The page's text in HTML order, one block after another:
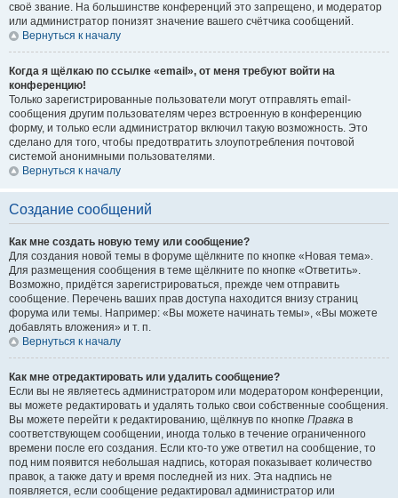
своё звание. На большинстве конференций это запрещено, и модератор
или администратор понизят значение вашего счётчика сообщений.
Вернуться к началу
Когда я щёлкаю по ссылке «email», от меня требуют войти на
конференцию!
Только зарегистрированные пользователи могут отправлять email-
сообщения другим пользователям через встроенную в конференцию
форму, и только если администратор включил такую возможность. Это
сделано для того, чтобы предотвратить злоупотребления почтовой
системой анонимными пользователями.
Вернуться к началу
Создание сообщений
Как мне создать новую тему или сообщение?
Для создания новой темы в форуме щёлкните по кнопке «Новая тема».
Для размещения сообщения в теме щёлкните по кнопке «Ответить».
Возможно, придётся зарегистрироваться, прежде чем отправить
сообщение. Перечень ваших прав доступа находится внизу страниц
форума или темы. Например: «Вы можете начинать темы», «Вы можете
добавлять вложения» и т. п.
Вернуться к началу
Как мне отредактировать или удалить сообщение?
Если вы не являетесь администратором или модератором конференции,
вы можете редактировать и удалять только свои собственные сообщения.
Вы можете перейти к редактированию, щёлкнув по кнопке Правка в
соответствующем сообщении, иногда только в течение ограниченного
времени после его создания. Если кто-то уже ответил на сообщение, то
под ним появится небольшая надпись, которая показывает количество
правок, а также дату и время последней из них. Эта надпись не
появляется, если сообщение редактировал администратор или